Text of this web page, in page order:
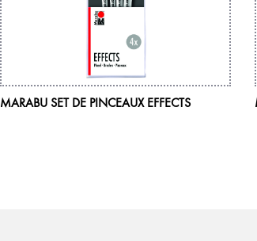
MARABU SET DE PINCEAUX EFFECTS